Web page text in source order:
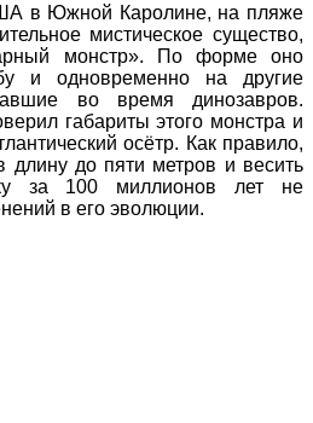
в Южной Каролине, на пляже
мистическое существо,
монстр». По форме оно
и одновременно на другие
во время динозавров.
габариты этого монстра и
осётр. Как правило,
длину до пяти метров и весить
за 100 миллионов лет не
в его эволюции.